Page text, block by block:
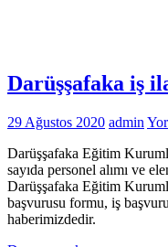
Darüşşafaka iş
29 Ağustos 2020 admin
Darüşşafaka Eğitim
sayıda personel alımı ve
Darüşşafaka Eğitim
başvurusu formu, iş
haberimizdedir.